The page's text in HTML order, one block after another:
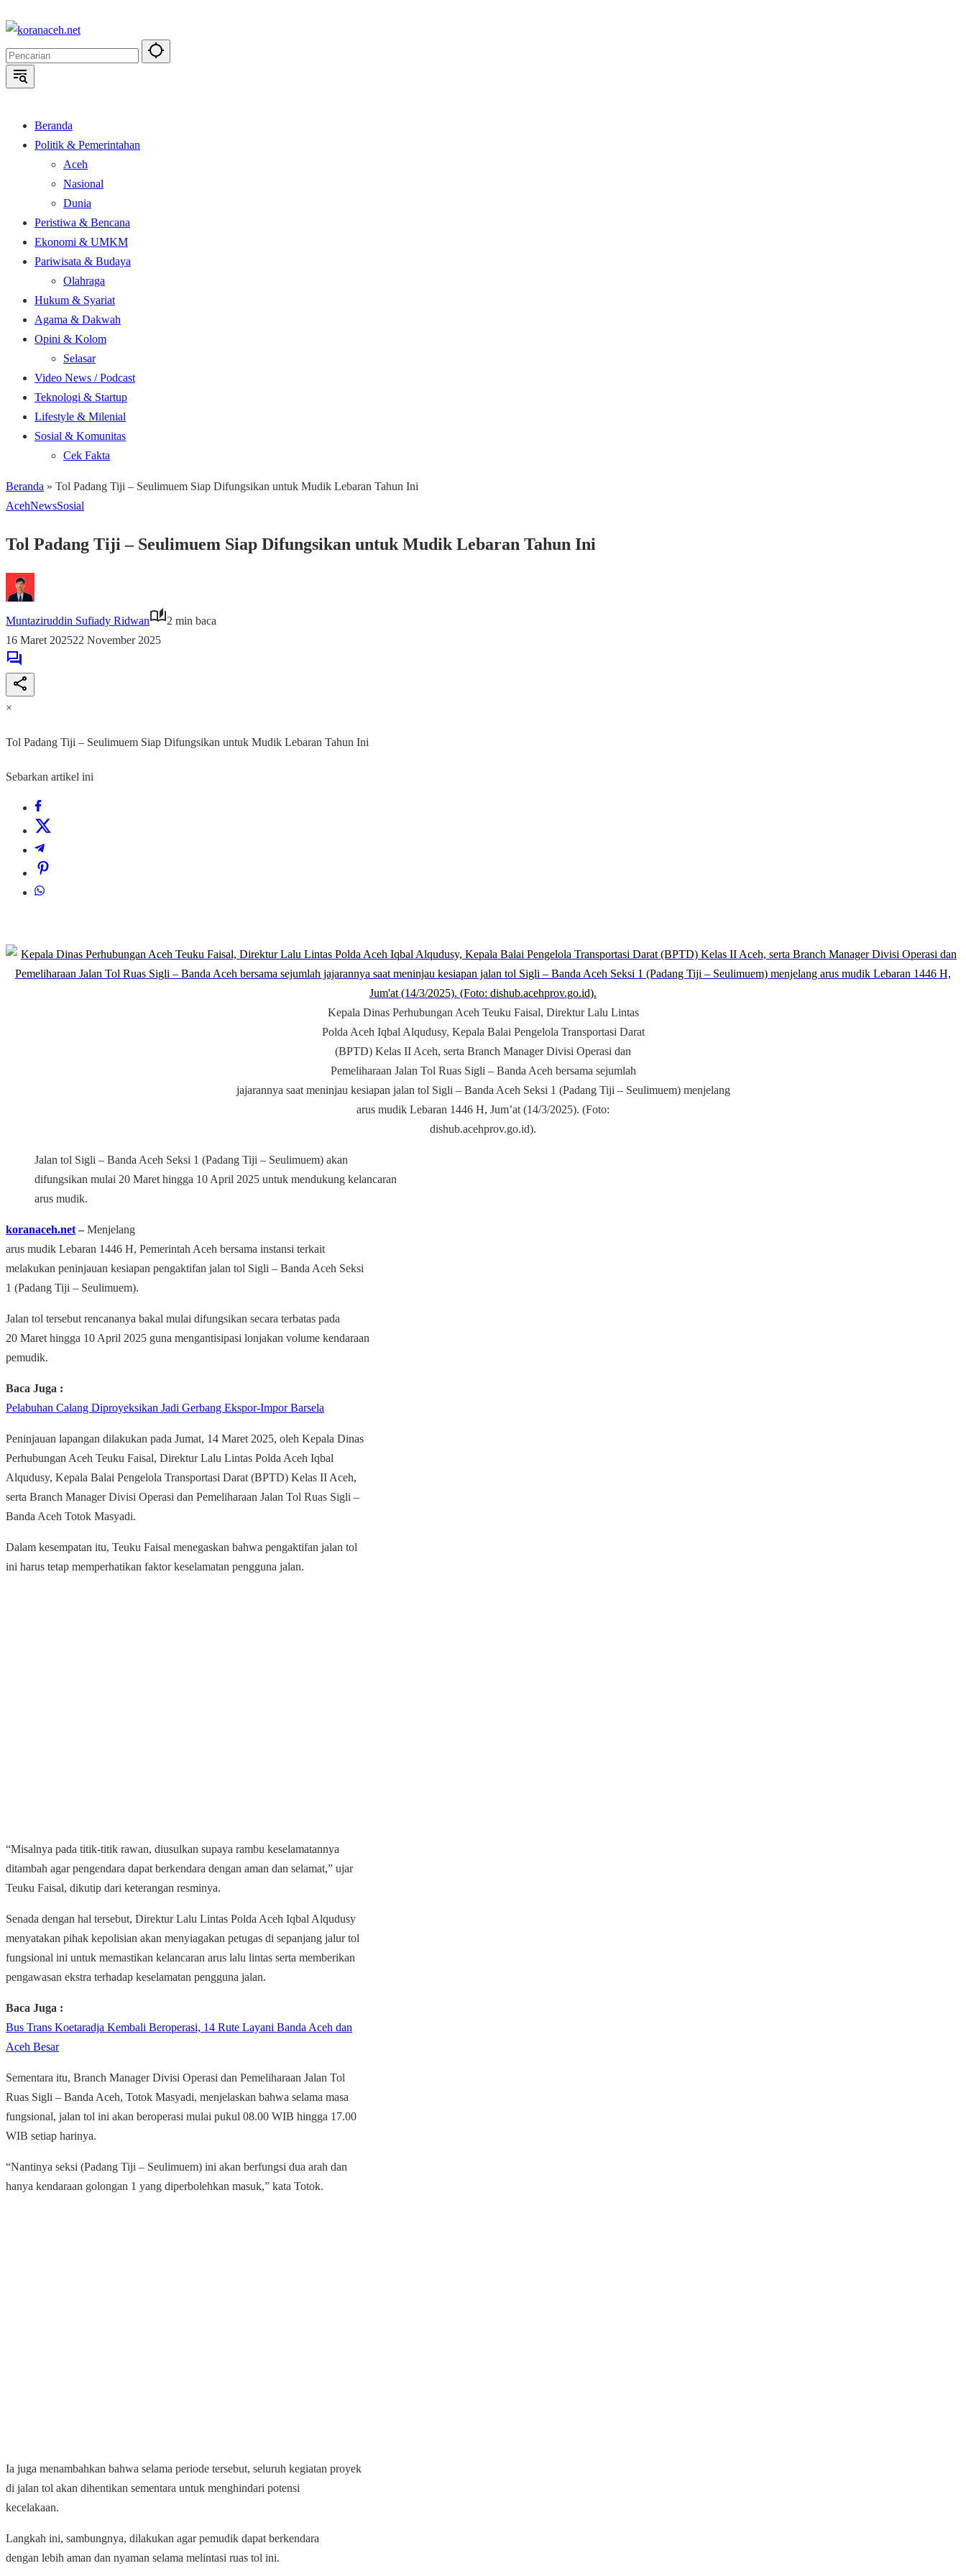
ke
konten
Beranda
Politik & Pemerintahan
Aceh
Nasional
Dunia
Peristiwa & Bencana
Ekonomi & UMKM
Pariwisata & Budaya
Olahraga
Hukum & Syariat
Agama & Dakwah
Opini & Kolom
Selasar
Video News / Podcast
Teknologi & Startup
Lifestyle & Milenial
Sosial & Komunitas
Cek Fakta
Beranda » Tol Padang Tiji – Seulimuem Siap Difungsikan untuk Mudik Lebaran Tahun Ini
AcehNewsSosial
Tol Padang Tiji – Seulimuem Siap Difungsikan untuk Mudik Lebaran Tahun Ini
Muntaziruddin Sufiady Ridwan
2 min baca
16 Maret 202522 November 2025
×
Tol Padang Tiji – Seulimuem Siap Difungsikan untuk Mudik Lebaran Tahun Ini
Sebarkan artikel ini
Kepala Dinas Perhubungan Aceh Teuku Faisal, Direktur Lalu Lintas
Polda Aceh Iqbal Alqudusy, Kepala Balai Pengelola Transportasi Darat
(BPTD) Kelas II Aceh, serta Branch Manager Divisi Operasi dan
Pemeliharaan Jalan Tol Ruas Sigli – Banda Aceh bersama sejumlah
jajarannya saat meninjau kesiapan jalan tol Sigli – Banda Aceh Seksi 1 (Padang Tiji – Seulimuem) menjelang
arus mudik Lebaran 1446 H, Jum’at (14/3/2025). (Foto:
dishub.acehprov.go.id).
Jalan tol Sigli – Banda Aceh Seksi 1 (Padang Tiji – Seulimuem) akan
difungsikan mulai 20 Maret hingga 10 April 2025 untuk mendukung kelancaran
arus mudik.
koranaceh.net ‒ Menjelang
arus mudik Lebaran 1446 H, Pemerintah Aceh bersama instansi terkait
melakukan peninjauan kesiapan pengaktifan jalan tol Sigli – Banda Aceh Seksi
1 (Padang Tiji – Seulimuem).
Jalan tol tersebut rencananya bakal mulai difungsikan secara terbatas pada
20 Maret hingga 10 April 2025 guna mengantisipasi lonjakan volume kendaraan
pemudik.
Baca Juga :
Pelabuhan Calang Diproyeksikan Jadi Gerbang Ekspor-Impor Barsela
Peninjauan lapangan dilakukan pada Jumat, 14 Maret 2025, oleh Kepala Dinas
Perhubungan Aceh Teuku Faisal, Direktur Lalu Lintas Polda Aceh Iqbal
Alqudusy, Kepala Balai Pengelola Transportasi Darat (BPTD) Kelas II Aceh,
serta Branch Manager Divisi Operasi dan Pemeliharaan Jalan Tol Ruas Sigli –
Banda Aceh Totok Masyadi.
Dalam kesempatan itu, Teuku Faisal menegaskan bahwa pengaktifan jalan tol
ini harus tetap memperhatikan faktor keselamatan pengguna jalan.
“Misalnya pada titik-titik rawan, diusulkan supaya rambu keselamatannya
ditambah agar pengendara dapat berkendara dengan aman dan selamat,” ujar
Teuku Faisal, dikutip dari keterangan resminya.
Senada dengan hal tersebut, Direktur Lalu Lintas Polda Aceh Iqbal Alqudusy
menyatakan pihak kepolisian akan menyiagakan petugas di sepanjang jalur tol
fungsional ini untuk memastikan kelancaran arus lalu lintas serta memberikan
pengawasan ekstra terhadap keselamatan pengguna jalan.
Baca Juga :
Bus Trans Koetaradja Kembali Beroperasi, 14 Rute Layani Banda Aceh dan
Aceh Besar
Sementara itu, Branch Manager Divisi Operasi dan Pemeliharaan Jalan Tol
Ruas Sigli – Banda Aceh, Totok Masyadi, menjelaskan bahwa selama masa
fungsional, jalan tol ini akan beroperasi mulai pukul 08.00 WIB hingga 17.00
WIB setiap harinya.
“Nantinya seksi (Padang Tiji – Seulimuem) ini akan berfungsi dua arah dan
hanya kendaraan golongan 1 yang diperbolehkan masuk,” kata Totok.
Ia juga menambahkan bahwa selama periode tersebut, seluruh kegiatan proyek
di jalan tol akan dihentikan sementara untuk menghindari potensi
kecelakaan.
Langkah ini, sambungnya, dilakukan agar pemudik dapat berkendara
dengan lebih aman dan nyaman selama melintasi ruas tol ini.